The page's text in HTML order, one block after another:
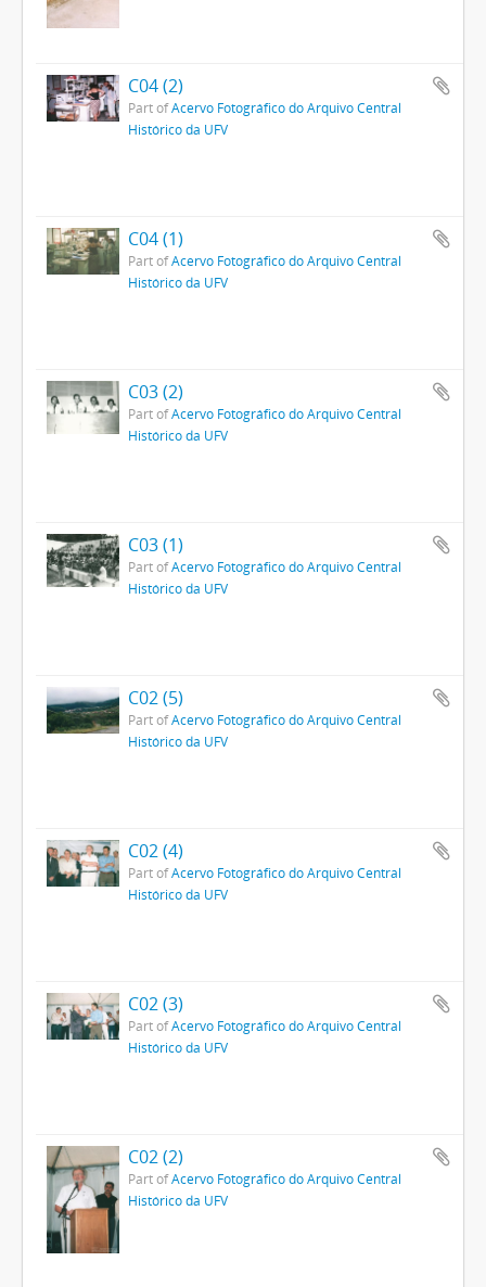
C04 (2)
Part ofAcervo Fotográfico do Arquivo Central
Histórico da UFV
C04 (1)
Part ofAcervo Fotográfico do Arquivo Central
Histórico da UFV
C03 (2)
Part ofAcervo Fotográfico do Arquivo Central
Histórico da UFV
C03 (1)
Part ofAcervo Fotográfico do Arquivo Central
Histórico da UFV
C02 (5)
Part ofAcervo Fotográfico do Arquivo Central
Histórico da UFV
C02 (4)
Part ofAcervo Fotográfico do Arquivo Central
Histórico da UFV
C02 (3)
Part ofAcervo Fotográfico do Arquivo Central
Histórico da UFV
C02 (2)
Part ofAcervo Fotográfico do Arquivo Central
Histórico da UFV